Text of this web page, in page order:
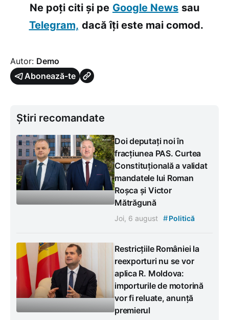
Ne poți citi și pe Google News sau
Telegram, dacă îți este mai comod.
Autor: Demo
Abonează-te
Știri recomandate
Doi deputați noi în
fracțiunea PAS. Curtea
Constituțională a validat
mandatele lui Roman
Roșca și Victor
Mătrăgună
Joi, 6 august #Politică
Restricțiile României la
reexporturi nu se vor
aplica R. Moldova:
importurile de motorină
vor fi reluate, anunță
premierul